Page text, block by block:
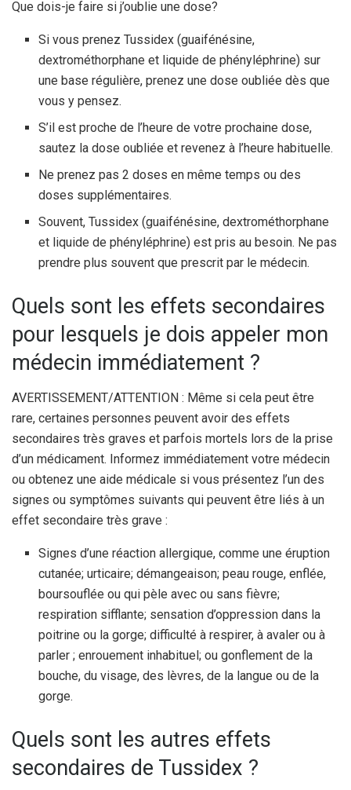
Que dois-je faire si j’oublie une dose?
Si vous prenez Tussidex (guaifénésine,
dextrométhorphane et liquide de phényléphrine) sur
une base régulière, prenez une dose oubliée dès que
vous y pensez.
S’il est proche de l’heure de votre prochaine dose,
sautez la dose oubliée et revenez à l’heure habituelle.
Ne prenez pas 2 doses en même temps ou des
doses supplémentaires.
Souvent, Tussidex (guaifénésine, dextrométhorphane
et liquide de phényléphrine) est pris au besoin. Ne pas
prendre plus souvent que prescrit par le médecin.
Quels sont les effets secondaires
pour lesquels je dois appeler mon
médecin immédiatement ?
AVERTISSEMENT/ATTENTION : Même si cela peut être
rare, certaines personnes peuvent avoir des effets
secondaires très graves et parfois mortels lors de la prise
d’un médicament. Informez immédiatement votre médecin
ou obtenez une aide médicale si vous présentez l’un des
signes ou symptômes suivants qui peuvent être liés à un
effet secondaire très grave :
Signes d’une réaction allergique, comme une éruption
cutanée; urticaire; démangeaison; peau rouge, enflée,
boursouflée ou qui pèle avec ou sans fièvre;
respiration sifflante; sensation d’oppression dans la
poitrine ou la gorge; difficulté à respirer, à avaler ou à
parler ; enrouement inhabituel; ou gonflement de la
bouche, du visage, des lèvres, de la langue ou de la
gorge.
Quels sont les autres effets
secondaires de Tussidex ?